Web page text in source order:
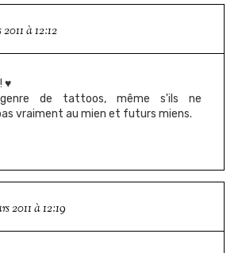
à 12:12
♥
de tattoos, même s'ils ne
vraiment au mien et futurs miens.
2011 à 12:19